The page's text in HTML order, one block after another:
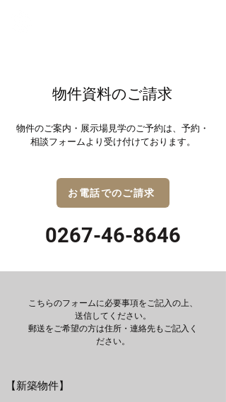
物件資料のご請求
物件のご案内・展示場見学のご予約は、予約・
相談フォームより受け付けております。
お電話でのご請求
0267-46-8646
こちらのフォームに必要事項をご記入の上、
送信してください。
郵送をご希望の方は住所・連絡先もご記入く
ださい。
【新築物件】